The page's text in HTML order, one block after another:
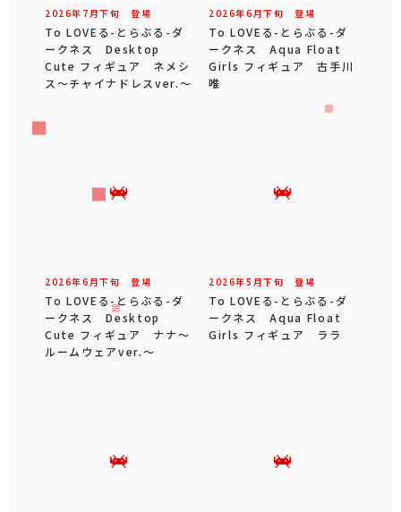
2026年 7 月下旬 登場
To LOVEる-とらぶる-ダ
ークネス Desktop
Cute フィギュア ネメシ
ス～チャイナドレスver.～
2026年6 月下旬 登場
To LOVEる-とらぶる-ダ
ークネス Aqua Float
Girls フィギュア 古手川
唯
2026年6 月下旬 登場
To LOVEる-とらぶる-ダ
ークネス Desktop
Cute フィギュア ナナ～
ルームウェアver.～
2026年5 月下旬 登場
To LOVEる-とらぶる-ダ
ークネス Aqua Float
Girls フィギュア ララ